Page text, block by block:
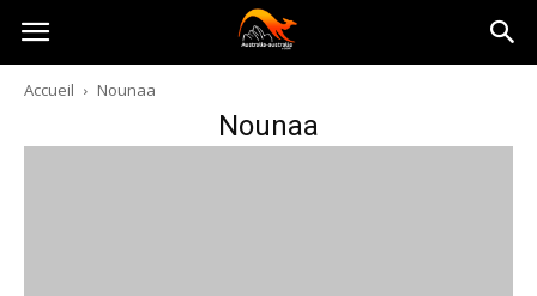
Australia-
australie.com
Accueil Nounaa
Nounaa